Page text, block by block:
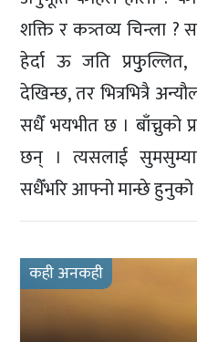
शक्ति र कत्र्तव्य चिन्ला ?
हेर्दा ऊ जति प्रफुुल्लित,
देखिन्छ, तर भित्रभित्रै
सधैँ भयभीत छ । बाँच्नुको
छन् । त्यसलाई
सधैँभरि आफ्नो मान्छे हुनुको
कही अनकही